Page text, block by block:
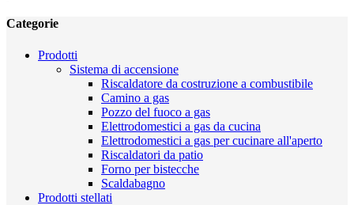
Categorie
Prodotti
Sistema di accensione
Riscaldatore da costruzione a combustibile
Camino a gas
Pozzo del fuoco a gas
Elettrodomestici a gas da cucina
Elettrodomestici a gas per cucinare all'aperto
Riscaldatori da patio
Forno per bistecche
Scaldabagno
Prodotti stellati